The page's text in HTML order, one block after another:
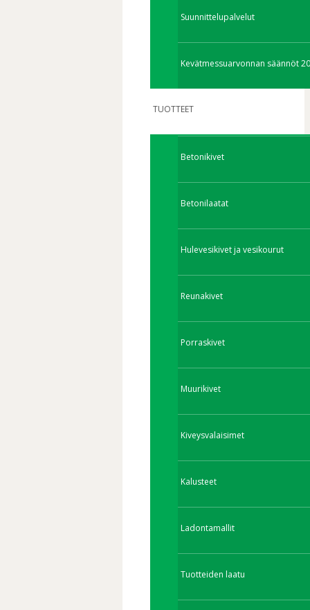
Suunnittelupalvelut
Kevätmessuarvonnan säännöt
TUOTTEET
Betonikivet
Betonilaatat
Hulevesikivet ja vesikourut
Reunakivet
Porraskivet
Muurikivet
Kiveysvalaisimet
Kalusteet
Ladontamallit
Tuotteiden laatu